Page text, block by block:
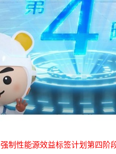
强制性能源效益标签计划第四阶